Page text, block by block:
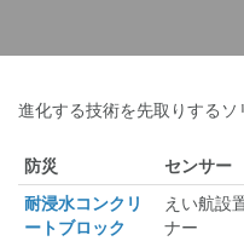
進化する技術を先取りするソ
防災 センサー
耐浸水コンクリ
ートブロック
えい航設
ナー